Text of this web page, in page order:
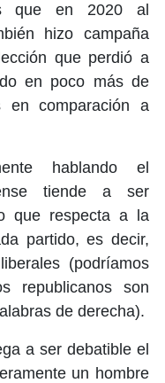
que en 2020 al
hizo campaña
que perdió a
en poco más de
en comparación a
hablando el
tiende a ser
que respecta a la
partido, es decir,
(podríamos
republicanos son
de derecha).
a ser debatible el
un hombre